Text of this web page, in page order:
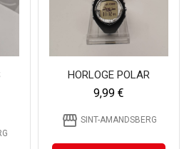
HORLOGE POLAR
9,99 €
storefront SINT-AMANDSBERG